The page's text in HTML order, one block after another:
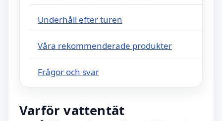
Underhåll efter turen
Våra rekommenderade produkter
Frågor och svar
Varför vattentät